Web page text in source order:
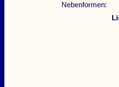
Nebenformen: